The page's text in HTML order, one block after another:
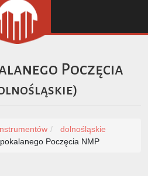
Poczęcia
)
dolnośląskie
Poczęcia NMP